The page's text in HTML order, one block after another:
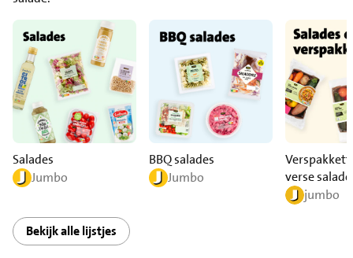
Salades
Jumbo
BBQ salades
Jumbo
verse
jumbo
Bekijk alle lijstjes